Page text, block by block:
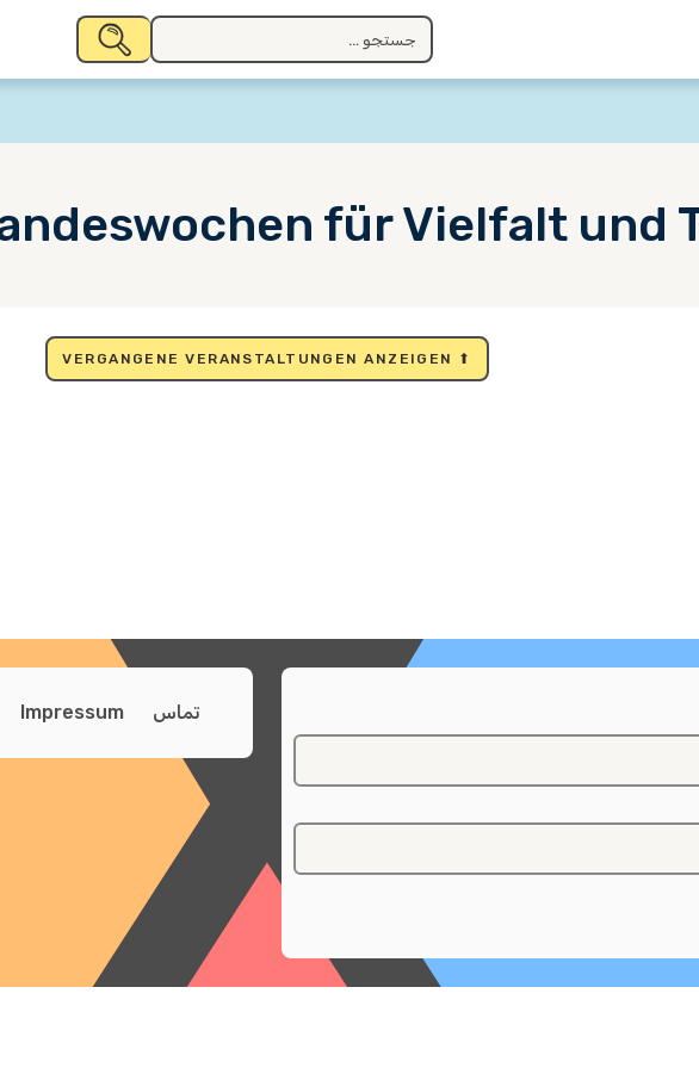
جستجو
برای:
جستجو
für Vielfalt und
⬆ VERGANGENE VERANSTALTUNGEN ANZEIGEN
تماس Impressum